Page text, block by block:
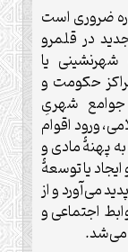
ضروری است
در قلمرو
شهرنشینی یا
حکومت و
جوامع شهریِ
ورود اقوام
پهنۀ مادی و
یا توسعۀ
می‌آورد و از
اجتماعی و
می‌شد.